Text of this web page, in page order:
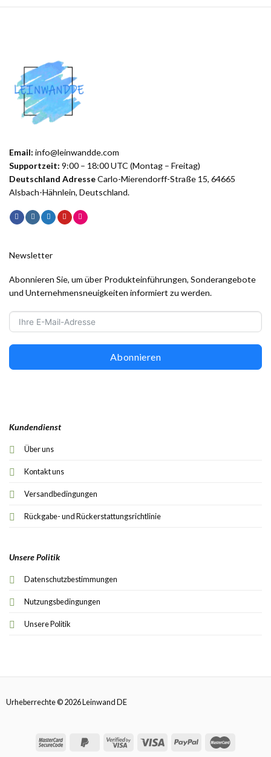
Email: info@leinwandde.com
Supportzeit: 9:00 – 18:00 UTC (Montag – Freitag)
Deutschland AdresseCarlo-Mierendorff-Straße 15, 64665
Alsbach-Hähnlein, Deutschland.
Kundendienst
Über uns
Kontakt uns
Versandbedingungen
Rückgabe- und Rückerstattungsrichtlinie
Unsere Politik
Datenschutzbestimmungen
Nutzungsbedingungen
Unsere Politik
Newsletter
Abonnieren Sie, um über Produkteinführungen, Sonderangebote
und Unternehmensneuigkeiten informiert zu werden.
Abonnieren
Urheberrechte © 2026 Leinwand DE